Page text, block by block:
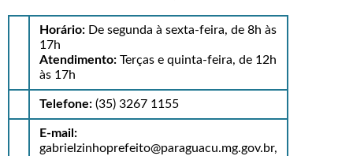
Horário: De segunda à sexta-feira, de 8h às
17h
Atendimento: Terças e quinta-feira, de 12h
às 17h
Telefone: (35) 3267 1155
E-mail:
gabrielzinhoprefeito@paraguacu.mg.gov.br,